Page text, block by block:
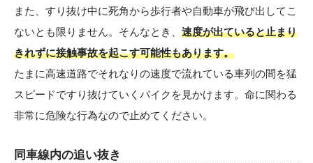
また、すり抜け中に死角から歩行者や自動車が飛び出してこ
ないとも限りません。そんなとき、 速度が出ていると止まり
きれずに接触事故を起こす可能性もあります。
たまに高速道路でそれなりの速度で流れている車列の間を猛
スピードですり抜けていくバイクを見かけます。命に関わる
非常に危険な行為なので止めてください。
同車線内の追い抜き